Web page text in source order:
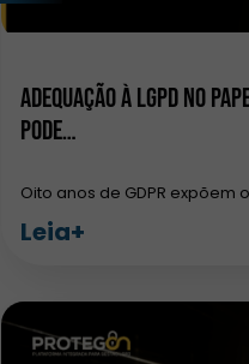
Adequação à LGPD no
pode…
Oito anos de GDPR
Leia+